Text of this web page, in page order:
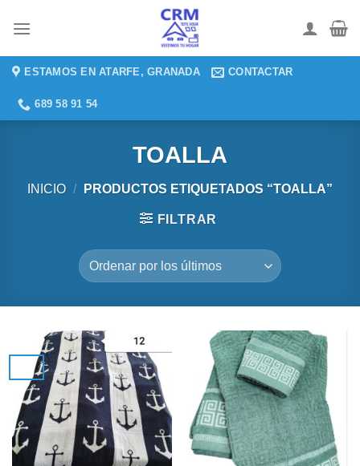
ESTAMOS EN ATARFE, GRANADA CONTACTAR
689 58 91 54
TOALLA
INICIO / PRODUCTOS ETIQUETADOS “TOALLA”
FILTRAR